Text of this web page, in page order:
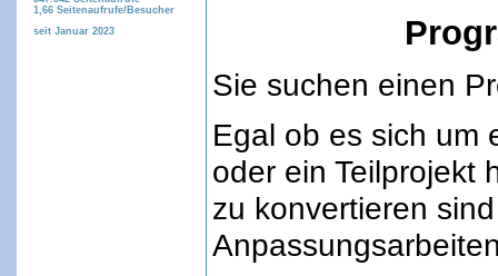
1,66 Seitenaufrufe/Besucher
seit Januar 2023
Sie suchen einen
Egal ob es sich um
oder ein Teilprojekt
zu konvertieren